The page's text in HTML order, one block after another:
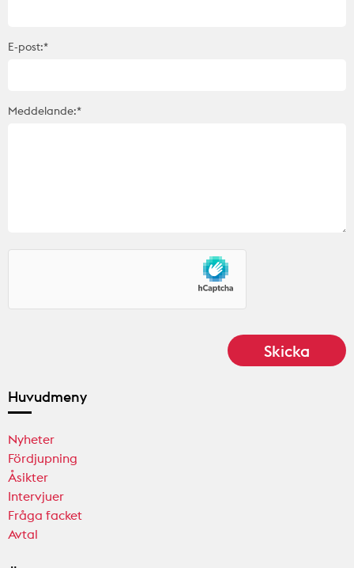
E-post:*
Meddelande:*
Huvudmeny
Nyheter
Fördjupning
Åsikter
Intervjuer
Fråga facket
Avtal